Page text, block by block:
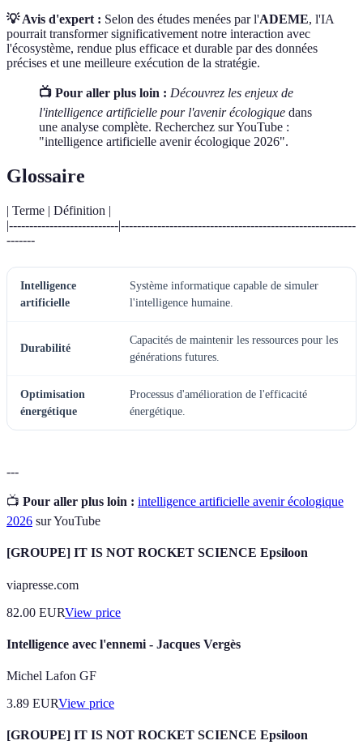
💡 Avis d'expert : Selon des études menées par l'ADEME, l'IA
pourrait transformer significativement notre interaction avec
l'écosystème, rendue plus efficace et durable par des données
précises et une meilleure exécution de la stratégie.
📺 Pour aller plus loin : Découvrez les enjeux de
l'intelligence artificielle pour l'avenir écologique dans
une analyse complète. Recherchez sur YouTube :
"intelligence artificielle avenir écologique 2026".
Glossaire
| Terme | Définition |
|---------------------------|----------------------------------------------------------
-------
Intelligence
artificielle
Système informatique capable de simuler
l'intelligence humaine.
Durabilité
Capacités de maintenir les ressources pour les
générations futures.
Optimisation
énergétique
Processus d'amélioration de l'efficacité
énergétique.
---
📺 Pour aller plus loin : intelligence artificielle avenir écologique
2026 sur YouTube
[GROUPE] IT IS NOT ROCKET SCIENCE Epsiloon
viapresse.com
82.00 EURView price
Intelligence avec l'ennemi - Jacques Vergès
Michel Lafon GF
3.89 EURView price
[GROUPE] IT IS NOT ROCKET SCIENCE Epsiloon